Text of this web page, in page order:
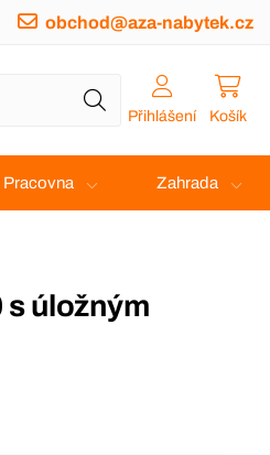
obchod@aza-nabytek.cz
Přihlášení Košík
Pracovna Zahrada